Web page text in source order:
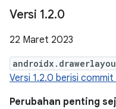
Versi 1.2.0
22 Maret 2023
Versi 1.2.0 berisi commit
Perubahan penting